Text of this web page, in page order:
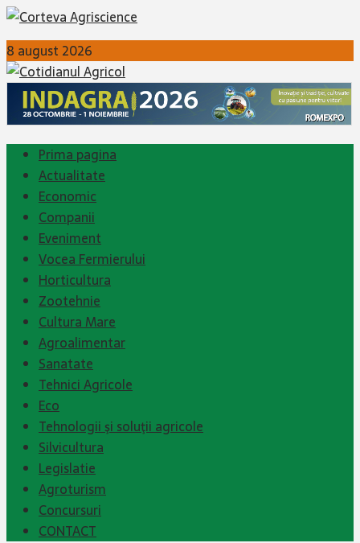
8 august 2026
Prima pagina
Actualitate
Economic
Companii
Eveniment
Vocea Fermierului
Horticultura
Zootehnie
Cultura Mare
Agroalimentar
Sanatate
Tehnici Agricole
Eco
Tehnologii şi soluţii agricole
Silvicultura
Legislatie
Agroturism
Concursuri
CONTACT